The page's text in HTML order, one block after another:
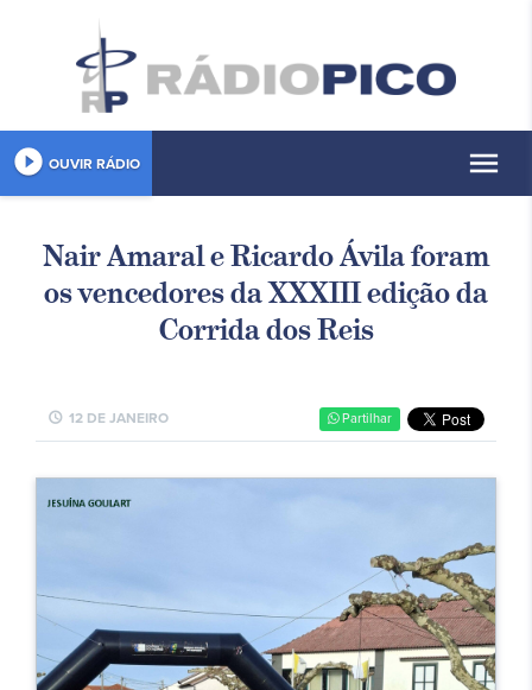
play_circle_filled OUVIR RÁDIO menu
Nair Amaral e Ricardo Ávila foram
os vencedores da XXXIII edição da
Corrida dos Reis
schedule 12 DE JANEIRO Partilhar